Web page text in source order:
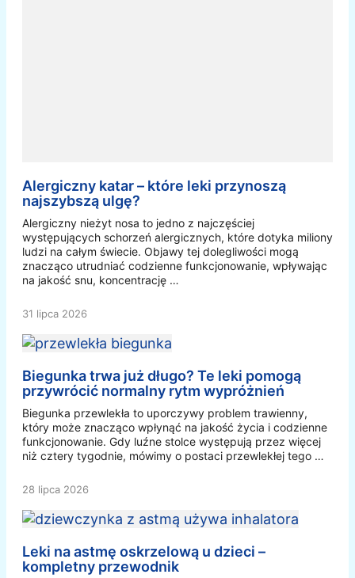
Alergiczny katar – które leki przynoszą
najszybszą ulgę?
Alergiczny nieżyt nosa to jedno z najczęściej
występujących schorzeń alergicznych, które dotyka miliony
ludzi na całym świecie. Objawy tej dolegliwości mogą
znacząco utrudniać codzienne funkcjonowanie, wpływając
na jakość snu, koncentrację …
31 lipca 2026
Biegunka trwa już długo? Te leki pomogą
przywrócić normalny rytm wypróżnień
Biegunka przewlekła to uporczywy problem trawienny,
który może znacząco wpłynąć na jakość życia i codzienne
funkcjonowanie. Gdy luźne stolce występują przez więcej
niż cztery tygodnie, mówimy o postaci przewlekłej tego …
28 lipca 2026
Leki na astmę oskrzelową u dzieci –
kompletny przewodnik